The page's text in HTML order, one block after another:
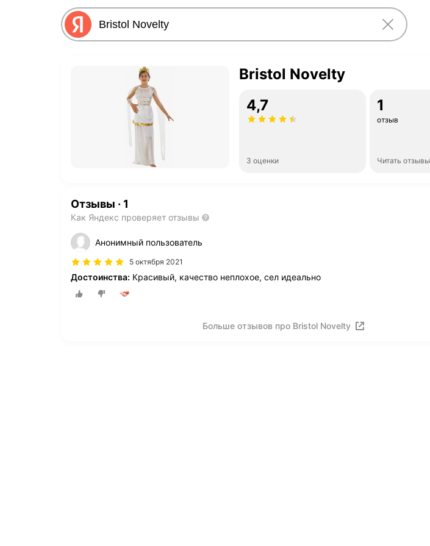
Bristol Novelty
4,7
3 оценки
1
отзыв
Читать отзывы
Отзывы · 1
Как Яндекс проверяет отзывы
Анонимный пользователь
5 октября 2021
Достоинства: Красивый, качество неплохое, сел идеально
Больше отзывов про Bristol Novelty